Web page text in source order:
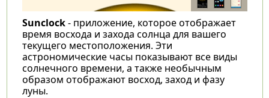
Sunclock- приложение, которое отображает
время восхода и захода солнца для вашего
текущего местоположения. Эти
астрономические часы показывают все виды
солнечного времени, а также необычным
образом отображают восход, заход и фазу
луны.